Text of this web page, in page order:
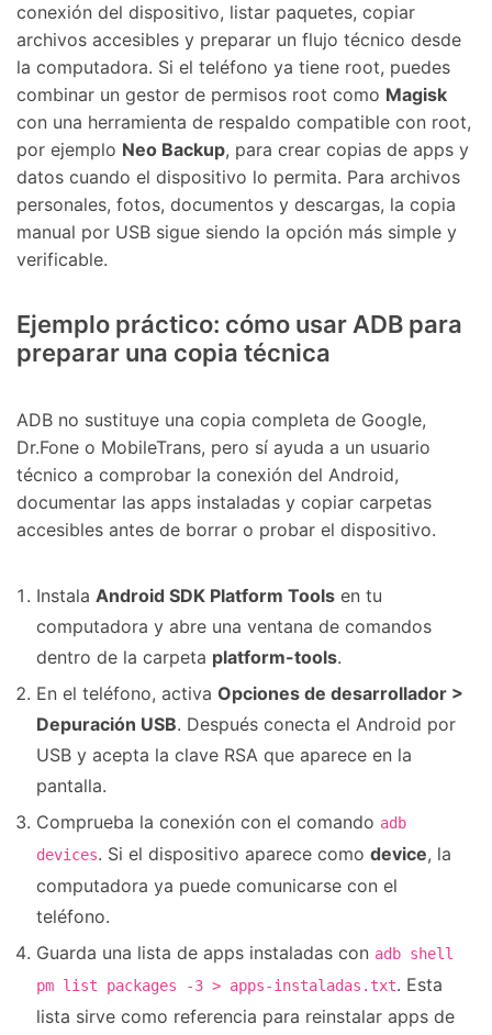
conexión del dispositivo, listar paquetes, copiar
archivos accesibles y preparar un flujo técnico desde
la computadora. Si el teléfono ya tiene root, puedes
combinar un gestor de permisos root como Magisk
con una herramienta de respaldo compatible con root,
por ejemplo Neo Backup, para crear copias de apps y
datos cuando el dispositivo lo permita. Para archivos
personales, fotos, documentos y descargas, la copia
manual por USB sigue siendo la opción más simple y
verificable.
Ejemplo práctico: cómo usar ADB para
preparar una copia técnica
ADB no sustituye una copia completa de Google,
Dr.Fone o MobileTrans, pero sí ayuda a un usuario
técnico a comprobar la conexión del Android,
documentar las apps instaladas y copiar carpetas
accesibles antes de borrar o probar el dispositivo.
Instala Android SDK Platform Tools en tu
computadora y abre una ventana de comandos
dentro de la carpeta platform-tools.
En el teléfono, activa Opciones de desarrollador >
Depuración USB. Después conecta el Android por
USB y acepta la clave RSA que aparece en la
pantalla.
Comprueba la conexión con el comando adb
devices. Si el dispositivo aparece como device, la
computadora ya puede comunicarse con el
teléfono.
Guarda una lista de apps instaladas con adb shell
pm list packages -3 > apps-instaladas.txt. Esta
lista sirve como referencia para reinstalar apps de